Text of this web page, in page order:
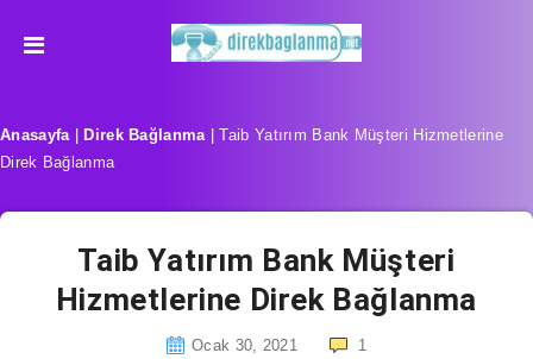
Anasayfa| Direk Bağlanma|Taib Yatırım Bank Müşteri Hizmetlerine
Direk Bağlanma
Taib Yatırım Bank Müşteri
Hizmetlerine Direk Bağlanma
Ocak 30, 2021 1